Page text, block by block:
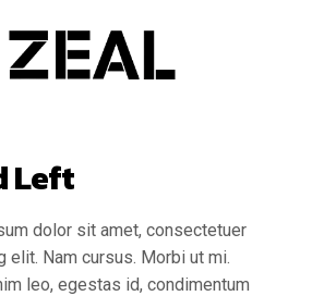
Left
dolor sit amet, consectetuer
elit. Nam cursus. Morbi ut mi.
leo, egestas id, condimentum